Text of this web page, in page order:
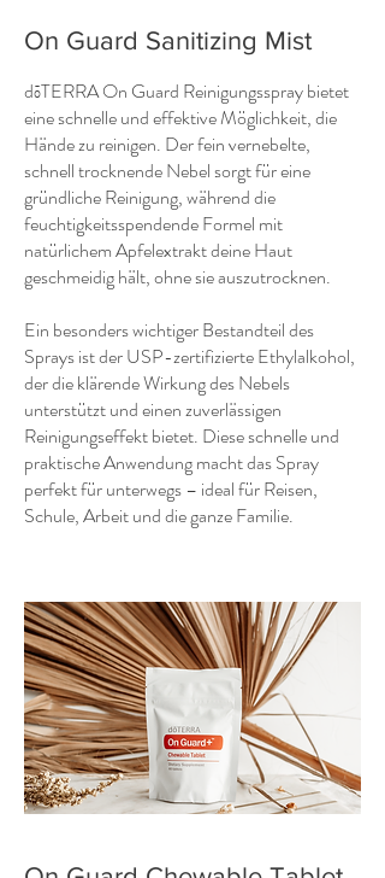
On Guard Sanitizing Mist
dōTERRA On Guard Reinigungsspray bietet
eine schnelle und effektive Möglichkeit, die
Hände zu reinigen. Der fein vernebelte,
schnell trocknende Nebel sorgt für eine
gründliche Reinigung, während die
feuchtigkeitsspendende Formel mit
natürlichem Apfelextrakt deine Haut
geschmeidig hält, ohne sie auszutrocknen.
Ein besonders wichtiger Bestandteil des
Sprays ist der USP-zertifizierte Ethylalkohol,
der die klärende Wirkung des Nebels
unterstützt und einen zuverlässigen
Reinigungseffekt bietet. Diese schnelle und
praktische Anwendung macht das Spray
perfekt für unterwegs – ideal für Reisen,
Schule, Arbeit und die ganze Familie.